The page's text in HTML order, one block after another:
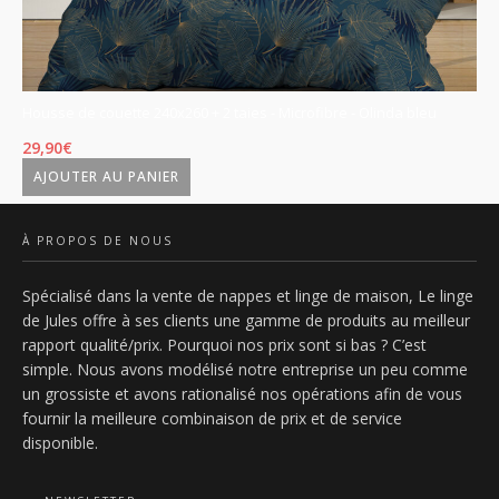
AJOUTER AU PANIER
29,90€
À PROPOS DE NOUS
Spécialisé dans la vente de nappes et linge de maison, Le linge
de Jules offre à ses clients une gamme de produits au meilleur
rapport qualité/prix. Pourquoi nos prix sont si bas ? C’est
simple. Nous avons modélisé notre entreprise un peu comme
un grossiste et avons rationalisé nos opérations afin de vous
fournir la meilleure combinaison de prix et de service
disponible.